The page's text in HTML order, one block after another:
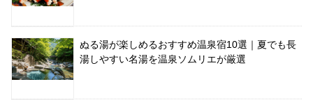
ぬる湯が楽しめるおすすめ温泉宿10選｜夏でも長
湯しやすい名湯を温泉ソムリエが厳選